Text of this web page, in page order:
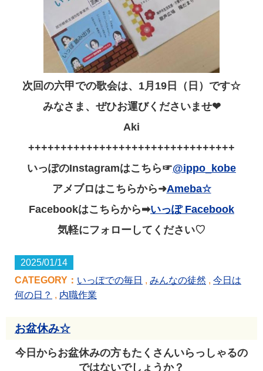
次回の六甲での歌会は、1月19日（日）です☆
みなさま、ぜひお運びくださいませ❤
Aki
++++++++++++++++++++++++++++++++
いっぽのInstagramはこちら☞@ippo_kobe
アメブロはこちらから➜Ameba☆
Facebookはこちらから➡いっぽ Facebook
気軽にフォローしてください♡
2025/01/14
CATEGORY： いっぽでの毎日 , みんなの徒然 , 今日は
何の日？ , 内職作業
お盆休み☆
今日からお盆休みの方もたくさんいらっしゃるの
ではないでしょうか？